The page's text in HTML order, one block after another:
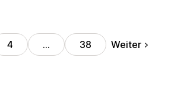
4 … 38 Weiter